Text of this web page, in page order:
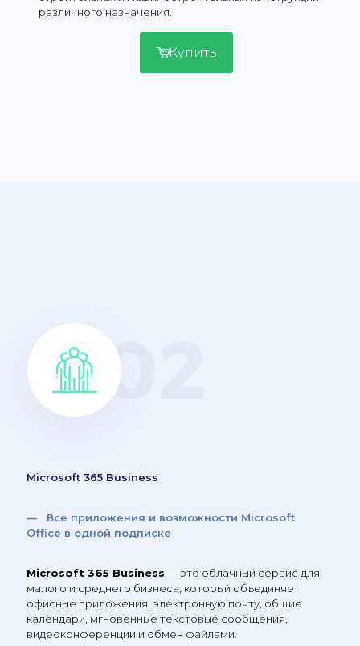
различного назначения.
Купить
Microsoft 365 Business
— Все приложения и возможности Microsoft
Office в одной подписке
Microsoft 365 Business — это облачный сервис для
малого и среднего бизнеса, который объединяет
офисные приложения, электронную почту, общие
календари, мгновенные текстовые сообщения,
видеоконференции и обмен файлами.